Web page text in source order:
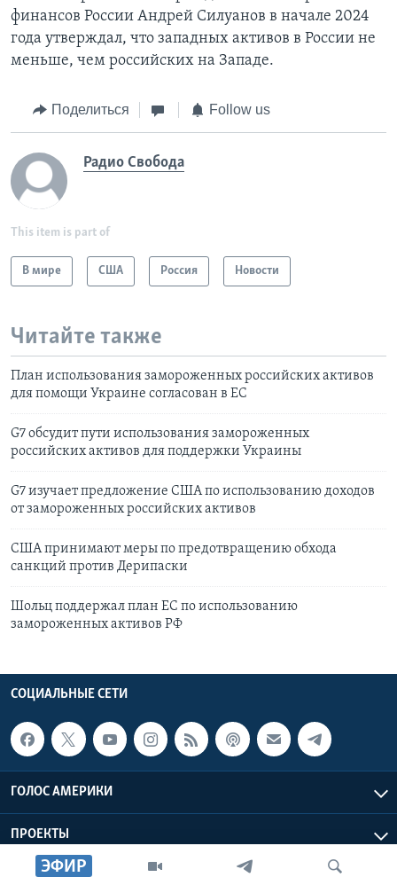
ЭФИР
финансов России Андрей Силуанов в начале 2024
года утверждал, что западных активов в России не
меньше, чем российских на Западе.
Поделиться Follow us
Радио Свобода
This item is part of
В мире США Россия Новости
Читайте также
План использования замороженных российских активов
для помощи Украине согласован в ЕС
G7 обсудит пути использования замороженных
российских активов для поддержки Украины
G7 изучает предложение США по использованию доходов
от замороженных российских активов
США принимают меры по предотвращению обхода
санкций против Дерипаски
Шольц поддержал план ЕС по использованию
замороженных активов РФ
СОЦИАЛЬНЫЕ СЕТИ
ГОЛОС АМЕРИКИ
ПРОЕКТЫ